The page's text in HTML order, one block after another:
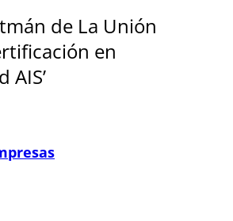
de La Unión
en
AIS’